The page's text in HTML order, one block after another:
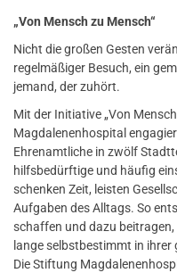
„Von Mensch zu Mensch“
Nicht die großen Gesten
regelmäßiger Besuch, ein
jemand, der zuhört.
Mit der Initiative „Von
Magdalenenhospital
Ehrenamtliche in zwölf
hilfsbedürftige und häufig
schenken Zeit, leisten
Aufgaben des Alltags. So
schaffen und dazu
lange selbstbestimmt in
Die Stiftung